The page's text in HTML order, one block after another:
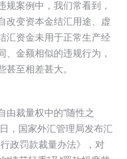
规案例中，我们常看到，
改变资本金结汇用途、虚
汇资金未用于正常生产经
金额相似的违规行为，
甚至相差甚大。
由裁量权中的“随性之
，国家外汇管理局发布汇
政罚款裁量办法》，对